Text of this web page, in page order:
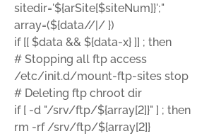
sitedir='${arSite[$siteNum]}';"
array=(${data//|/ })
if [[ $data && ${data-x} ]] ; then
# Stopping all ftp access
/etc/init.d/mount-ftp-sites stop
# Deleting ftp chroot dir
if [ -d "/srv/ftp/${array[2]}" ] ; then
rm -rf /srv/ftp/${array[2]}